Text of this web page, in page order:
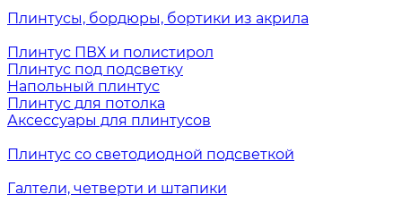
Плинтусы, бордюры, бортики из акрила
Плинтус ПВХ и полистирол
Плинтус под подсветку
Напольный плинтус
Плинтус для потолка
Аксессуары для плинтусов
Плинтус со светодиодной подсветкой
Галтели, четверти и штапики